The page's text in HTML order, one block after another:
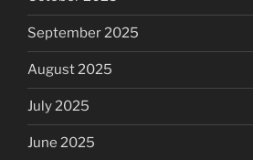
September 2025
August 2025
July 2025
June 2025